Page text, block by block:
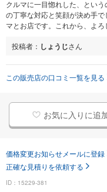
クルマに一目惚れした、とい
の丁寧な対応と笑顔が決め手
マとお店です。これから、よろ
投稿者： しょうじさん
この販売店の口コミ一覧を見る
お気に入りに追
価格変更お知らせメールに登録
正確な見積りを依頼する
ID：15229-381